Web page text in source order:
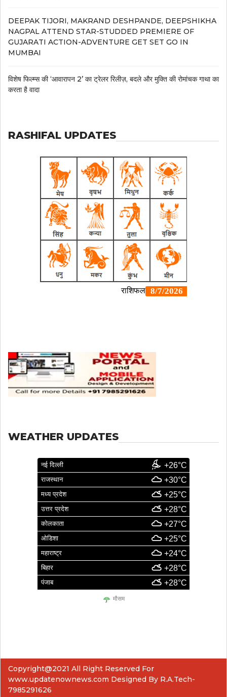
DEEPAK TIJORI, MAKRAND DESHPANDE, DEEPSHIKHA
NAGPAL ATTEND STAR-STUDDED PREMIERE OF
GUJARATI ACTION-ADVENTURE GET SET GO IN
MUMBAI
विशेष फिल्म्स की ‘आवारापन 2’ का ट्रेलर रिलीज़, बदले और मुक्ति की रोमांचक गाथा का
करता है वादा
RASHIFAL UPDATES
WEATHER UPDATES
नई दिल्ली +26°C
राजस्थान +30°C
मध्य प्रदेश +25°C
उत्तर प्रदेश +28°C
कोलकाता +27°C
ओडिशा +25°C
महाराष्ट्र +24°C
बिहार +28°C
पंजाब +28°C
मौसम
Copyright@2021 All Right Reserved For
www.updatenownews.com Designed By R.A.Tech-
7985291626